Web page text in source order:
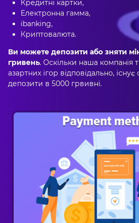
Кредитні картки,
Електронна гамма,
ibanking,
Криптовалюта.
Ви можете депозити або зняти
гривень. Оскільки наша компанія
азартних ігор відповідально,
депозити в 5000 грвивні.